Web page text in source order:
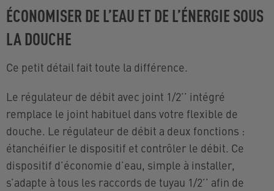
ÉCONOMISER DE L’EAU ET DE L’ÉNERGIE SOUS
LA DOUCHE
Ce petit détail fait toute la différence.
Le régulateur de débit avec joint 1/2’’ intégré
remplace le joint habituel dans votre flexible de
douche. Le régulateur de débit a deux fonctions :
étanchéifier le dispositif et contrôler le débit. Ce
dispositif d’économie d’eau, simple à installer,
s’adapte à tous les raccords de tuyau 1/2’’ afin de